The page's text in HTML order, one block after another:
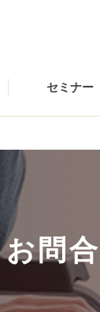
セミナー
お問